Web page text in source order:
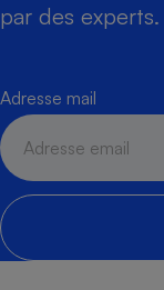
par des experts.
Adresse mail